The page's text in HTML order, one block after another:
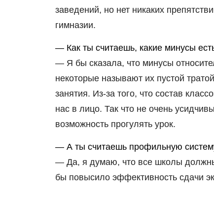
заведений, но нет никаких
гимназии.
— Как ты считаешь, какие минусы
— Я бы сказала, что минусы
некоторые называют их пустой
занятия. Из-за того, что состав
нас в лицо. Так что не очень
возможность прогулять урок.
— А ты считаешь профильную
— Да, я думаю, что все школы должны
бы повысило эффективность сдачи